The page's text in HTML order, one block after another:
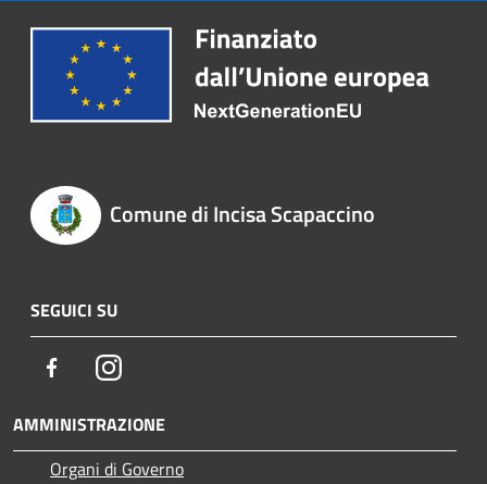
Comune di Incisa Scapaccino
SEGUICI SU
FacebookInstagram
AMMINISTRAZIONE
Organi di Governo